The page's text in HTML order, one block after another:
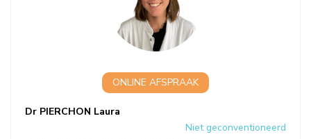
ONLINE AFSPRAAK
Dr PIERCHON Laura
Niet geconventioneerd